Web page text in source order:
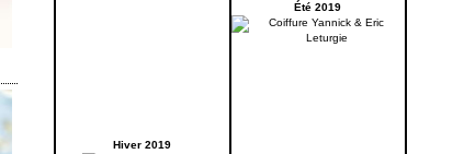
Hiver 2019
Été 2019